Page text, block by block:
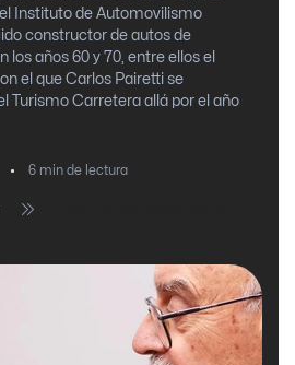
Instituto de Automovilismo
constructor de autos de
años 60 y 70, entre ellos el
el que Carlos Pairetti se
Turismo Carretera allá por el año
6 min de lectura